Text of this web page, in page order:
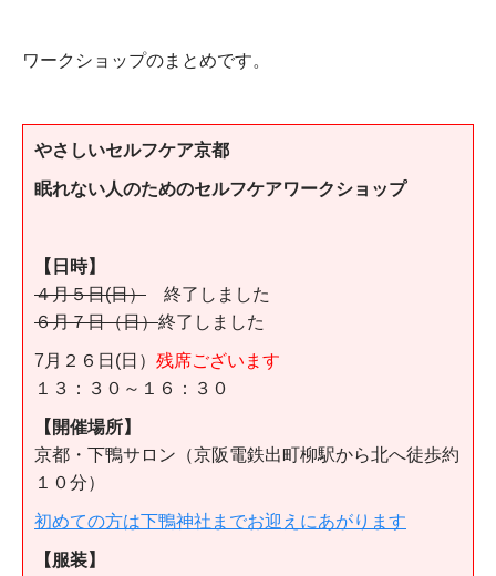
ワークショップのまとめです。
やさしいセルフケア京都
眠れない人のためのセルフケアワークショップ
【日時】
４月５日(日） 終了しました
６月７日（日）終了しました
7月２６日(日） 残席ございます
１３：３０～１６：３０
【開催場所】
京都・下鴨サロン（京阪電鉄出町柳駅から北へ徒歩約
１０分）
初めての方は下鴨神社までお迎えにあがります
【服装】